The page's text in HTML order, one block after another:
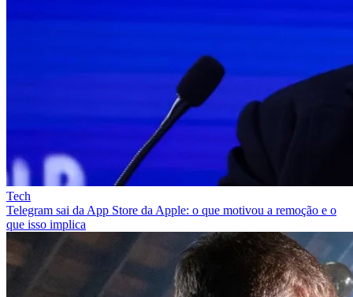
Tech
Telegram sai da App Store da Apple: o que motivou a remoção e o
que isso implica